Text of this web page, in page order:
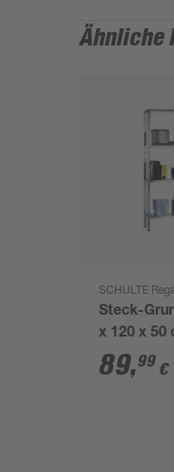
Ähnliche
SCHULTE
Steck-
x 120 x 50
Böden,
Tragkraft
89,99 €